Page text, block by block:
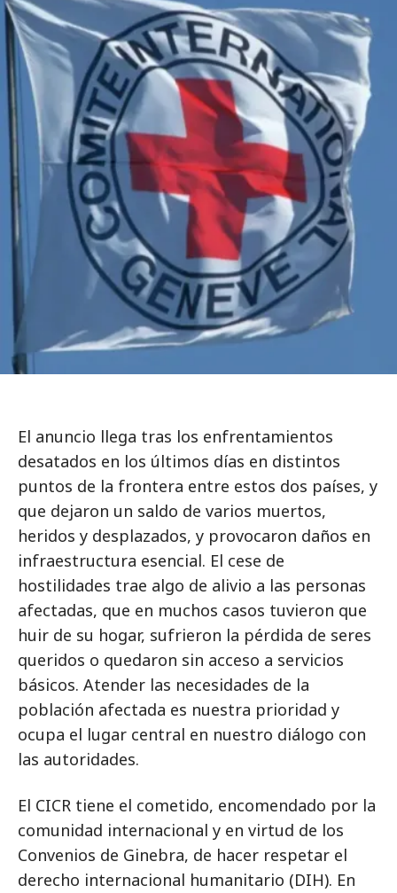
El anuncio llega tras los enfrentamientos
desatados en los últimos días en distintos
puntos de la frontera entre estos dos países, y
que dejaron un saldo de varios muertos,
heridos y desplazados, y provocaron daños en
infraestructura esencial. El cese de
hostilidades trae algo de alivio a las personas
afectadas, que en muchos casos tuvieron que
huir de su hogar, sufrieron la pérdida de seres
queridos o quedaron sin acceso a servicios
básicos. Atender las necesidades de la
población afectada es nuestra prioridad y
ocupa el lugar central en nuestro diálogo con
las autoridades.
El CICR tiene el cometido, encomendado por la
comunidad internacional y en virtud de los
Convenios de Ginebra, de hacer respetar el
derecho internacional humanitario (DIH). En